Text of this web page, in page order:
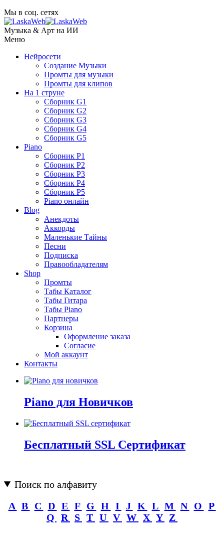
Мы в соц. сетях
Музыка & Арт на ИИ
Меню
Нейросети
Создание Музыки
Промты для музыки
Промты для клипов
На 1 струне
Сборник G1
Сборник G2
Сборник G3
Сборник G4
Сборник G5
Piano
Сборник P1
Сборник P2
Сборник P3
Сборник P4
Сборник P5
Piano онлайн
Blog
Анекдоты
Аккорды
Маленькие Тайны
Песни
Подписка
Правообладателям
Shop
Промты
Табы Каталог
Табы Гитара
Табы Piano
Партнеры
Корзина
Оформление заказа
Согласие
Мой аккаунт
Контакты
Piano для Новичков
Бесплатный SSL Сертификат
Поиск по алфавиту
A B C D E F G H I J K L M N O
P
Q
R S T U V W X Y Z